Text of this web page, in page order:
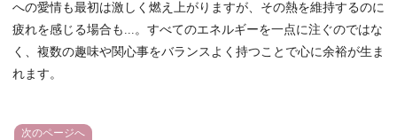
への愛情も最初は激しく燃え上がりますが、その熱を維持するのに
疲れを感じる場合も...。すべてのエネルギーを一点に注ぐのではな
く、複数の趣味や関心事をバランスよく持つことで心に余裕が生ま
れます。
次のページへ